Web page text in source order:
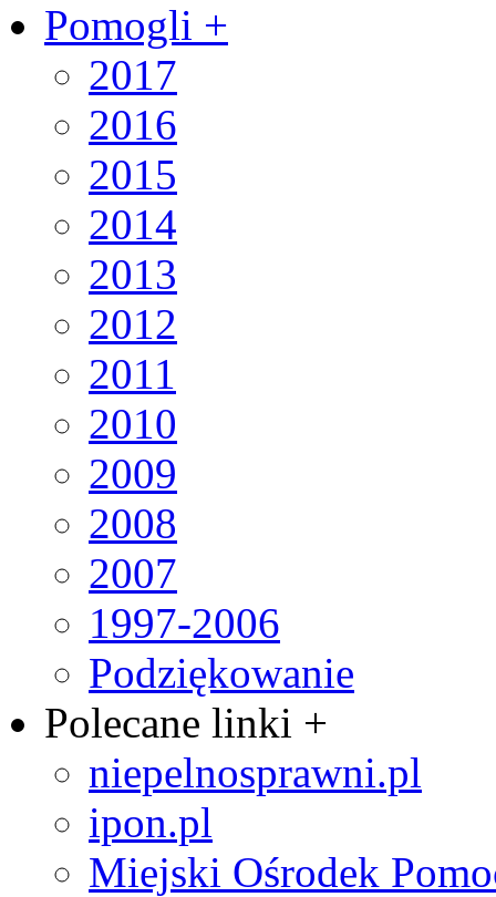
Pomogli +
2017
2016
2015
2014
2013
2012
2011
2010
2009
2008
2007
1997-2006
Podziękowanie
Polecane linki +
niepelnosprawni.pl
ipon.pl
Miejski Ośrodek